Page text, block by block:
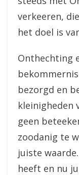
verkeeren,
het doel is
Onthechting
bezorgd en
kleinigheden
geen
zoodanig te
juiste
heeft en nu